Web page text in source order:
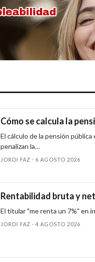
Cómo se calcula la
El cálculo de la pensión
penalizan la…
JORDI FAZ · 6 AGOSTO 2026
Rentabilidad bruta y
El titular "me renta un 7%" en
JORDI FAZ · 4 AGOSTO 2026